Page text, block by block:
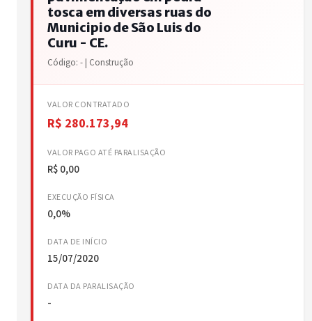
tosca em diversas ruas do
Municipio de São Luis do
Curu - CE.
Código: - | Construção
VALOR CONTRATADO
R$ 280.173,94
VALOR PAGO ATÉ PARALISAÇÃO
R$ 0,00
EXECUÇÃO FÍSICA
0,0%
DATA DE INÍCIO
15/07/2020
DATA DA PARALISAÇÃO
-